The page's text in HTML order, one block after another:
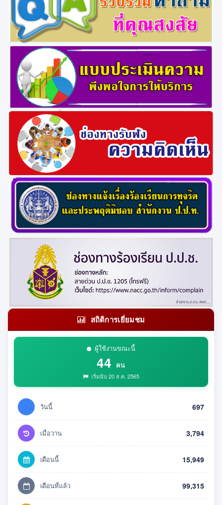
สถิติการเยี่ยมชม
ผู้ใช้งานขณะนี้
44 คน
เริ่มนับ 20 ส.ค. 2565
วันนี้ 697
เมื่อวาน 3,794
เดือนนี้ 15,949
เดือนที่แล้ว 99,315